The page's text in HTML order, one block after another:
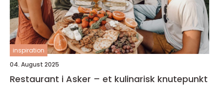
inspiration
04. August 2025
Restaurant i Asker – et kulinarisk knutepunkt